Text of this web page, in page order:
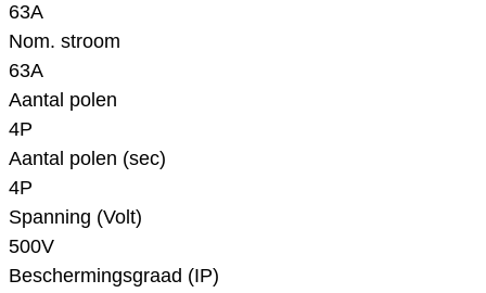
63A
Nom. stroom
63A
Aantal polen
4P
Aantal polen (sec)
4P
Spanning (Volt)
500V
Beschermingsgraad (IP)